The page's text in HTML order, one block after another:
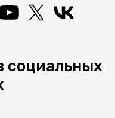
социальных